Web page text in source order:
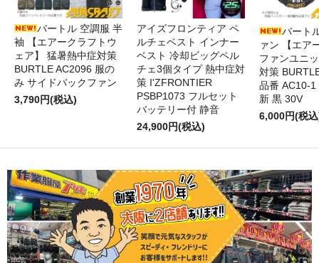
バートル 空調服 半
袖 【エアークラフトウ
ェア】 猛暑熱中症対策
BURTLE AC2096 服の
み サイドバックファン
3,790円(税込)
アイズフロンティア ペ
ルチェベスト インナー
ベスト 冷却ビッグペル
チェ3個タイプ 熱中症対
策 I'ZFRONTIER
PSBP1073 フルセット
バッテリー付 静音
24,900円(税込)
バート
ァン 【エア
ファンユニ
対策
品番 AC10-1
新 黒 30V
6,000円(税